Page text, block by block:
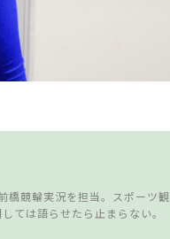
橋競輪実況を担当。スポーツ観
ては語らせたら止まらない。